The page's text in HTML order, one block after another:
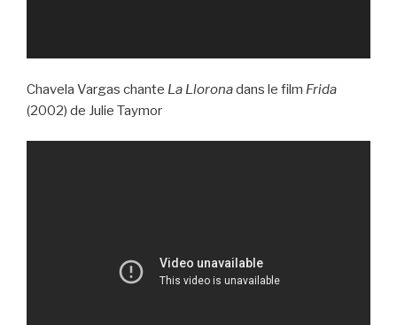
Chavela Vargas chante La Lloronadans le film Frida
(2002) de Julie Taymor